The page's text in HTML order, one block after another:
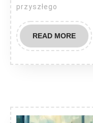
przyszłego
READ MOREREAD
MORE